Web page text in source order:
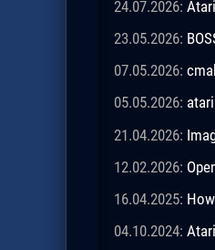
24.07.2026:
23.05.2026:
07.05.2026:
05.05.2026:
21.04.2026:
12.02.2026:
16.04.2025:
04.10.2024: